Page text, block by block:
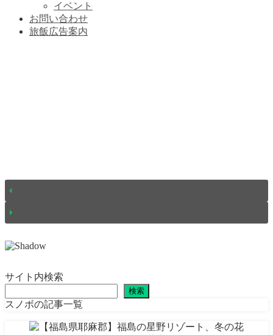
イベント
お問い合わせ
旅飯広告案内
サイト内検索
検索
スノボの記事一覧